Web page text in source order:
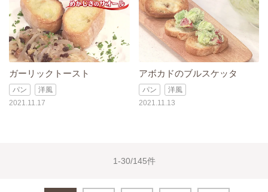
ガーリックトースト
パン
洋風
2021.11.17
アボカドのブルスケッタ
パン
洋風
2021.11.13
1-30/145件